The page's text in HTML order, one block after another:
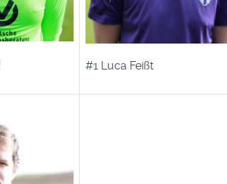
#1 Luca Feißt